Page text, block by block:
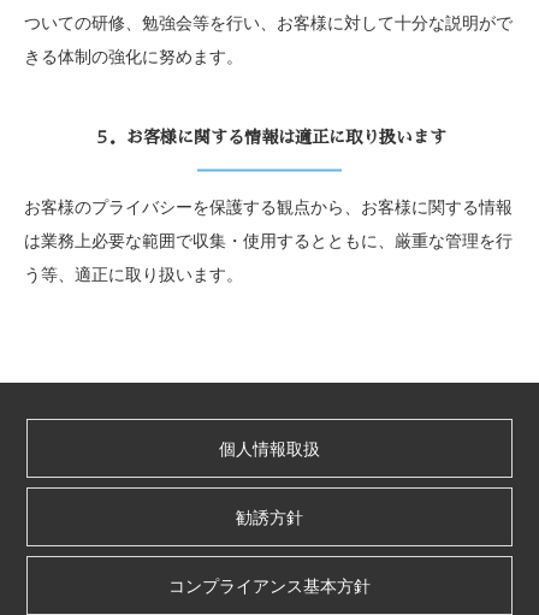
ついての研修、勉強会等を行い、お客様に対して十分な説明がで
きる体制の強化に努めます。
５．お客様に関する情報は適正に取り扱います
お客様のプライバシーを保護する観点から、お客様に関する情報
は業務上必要な範囲で収集・使用するとともに、厳重な管理を行
う等、適正に取り扱います。
個人情報取扱
勧誘方針
コンプライアンス基本方針